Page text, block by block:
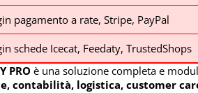
pagamento a rate, Stripe, PayPal
schede Icecat, Feedaty, TrustedShops
PRO è una soluzione completa e
contabilità, logistica, customer